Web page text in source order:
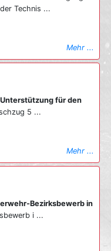
Technis ...
Mehr ...
für den
5 ...
Mehr ...
Bezirksbewerb in
i ...